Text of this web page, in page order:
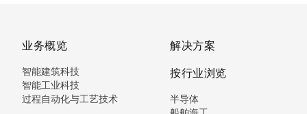
业务概览
智能建筑科技
智能工业科技
过程自动化与工艺技术
解决方案
按行业浏览
半导体